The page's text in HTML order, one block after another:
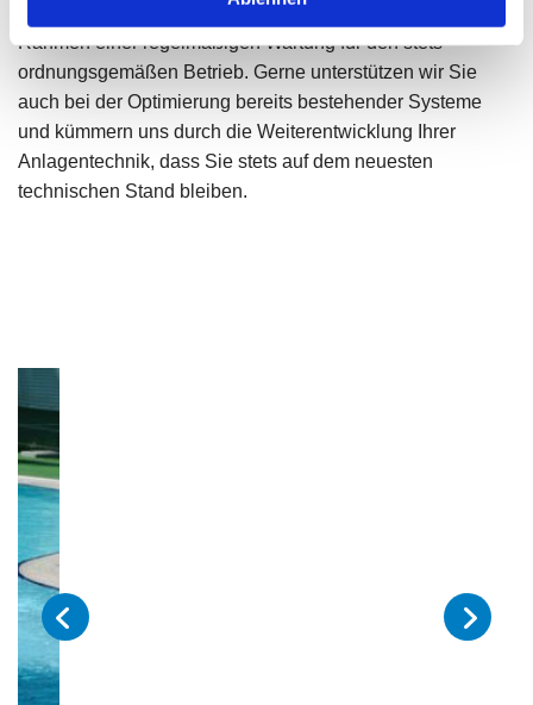
Rahmen einer regelmäßigen Wartung für den stets
ordnungsgemäßen Betrieb. Gerne unterstützen wir Sie
auch bei der Optimierung bereits bestehender Systeme
und kümmern uns durch die Weiterentwicklung Ihrer
Anlagentechnik, dass Sie stets auf dem neuesten
technischen Stand bleiben.